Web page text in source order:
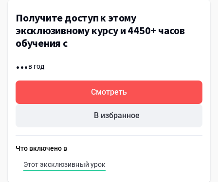
Получите доступ к этому
эксклюзивному курсу и 4450+ часов
обучения с
...в год
Смотреть
В избранное
Что включено в
Этот эксклюзивный урок